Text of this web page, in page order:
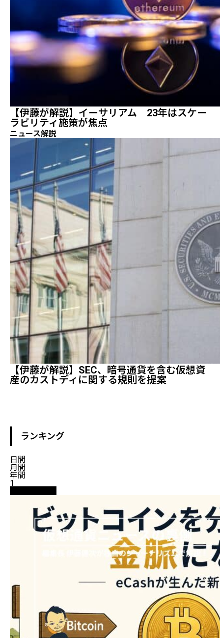
【伊藤が解説】イーサリアム 23年はスケー
ラビリティ施策が焦点
ニュース解説
【伊藤が解説】SEC、暗号通貨を含む仮想資
産のカストディに関する規則を提案
ランキング
日間
月間
年間
1